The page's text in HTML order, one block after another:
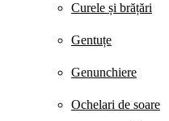
Curele și brățări
Gentuțe
Genunchiere
Ochelari de soare